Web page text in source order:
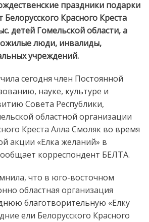
праздники подарки
Красного Креста
детей Гомельской области, а
люди, инвалиды,
учреждений.
сегодня член Постоянной
науке, культуре и
Совета Республики,
областной организации
Креста Алла Смоляк во время
акции «Елка желаний» в
корреспондент БЕЛТА.
что в юго-восточном
областная организация
благотворительную «Елку
ели Белорусского Красного